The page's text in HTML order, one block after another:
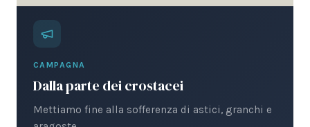
CAMPAGNA
Dalla parte dei crostacei
Mettiamo fine alla sofferenza di astici, granchi e